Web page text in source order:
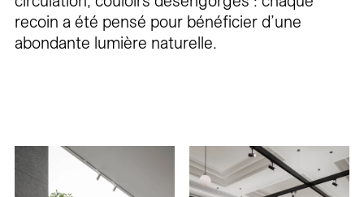
recoin a été pensé pour bénéficier d’une
abondante lumière naturelle.